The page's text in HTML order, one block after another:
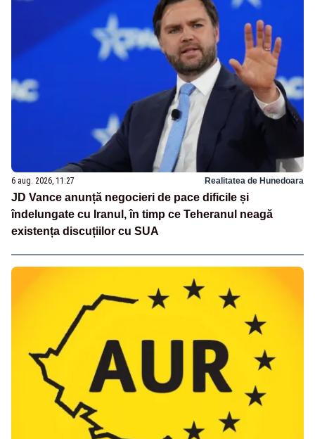
6 aug. 2026, 11:27 Realitatea de Hunedoara
JD Vance anunță negocieri de pace dificile și
îndelungate cu Iranul, în timp ce Teheranul neagă
existența discuțiilor cu SUA